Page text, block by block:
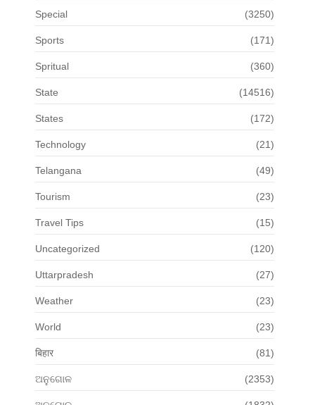
Special (3250)
Sports (171)
Spritual (360)
State (14516)
States (172)
Technology (21)
Telangana (49)
Tourism (23)
Travel Tips (15)
Uncategorized (120)
Uttarpradesh (27)
Weather (23)
World (23)
बिहार (81)
ଅନୁଗୋଳ (2353)